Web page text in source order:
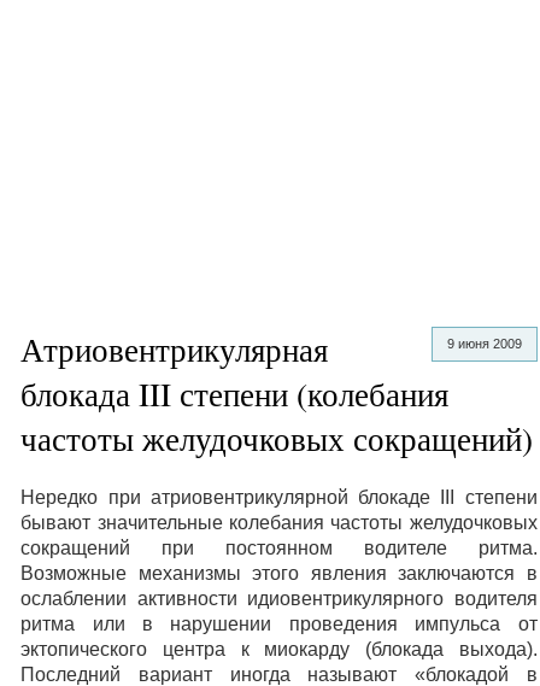
9 июня 2009
Атриовентрикулярная
блокада III степени (колебания
частоты желудочковых сокращений)
Нередко при атриовентрикулярной блокаде III степени
бывают значительные колебания частоты желудочковых
сокращений при постоянном водителе ритма.
Возможные механизмы этого явления заключаются в
ослаблении активности идиовентрикулярного водителя
ритма или в нарушении проведения импульса от
эктопического центра к миокарду (блокада выхода).
Последний вариант иногда называют «блокадой в